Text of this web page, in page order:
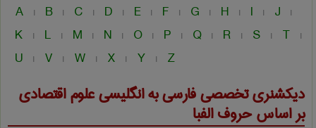
A | B | C | D | E | F | G | H | I | J |
K | L | M | N | O | P | Q | R | S | T |
U | V | W | X | Y | Z
دیکشنری تخصصی فارسی به انگلیسیعلوم اقتصادی
بر اساس حروف الفبا